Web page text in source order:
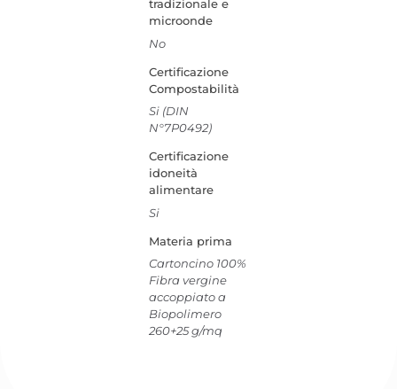
tradizionale e
microonde
No
Certificazione
Compostabilità
Si (DIN
N°7P0492)
Certificazione
idoneità
alimentare
Si
Materia prima
Cartoncino 100%
Fibra vergine
accoppiato a
Biopolimero
260+25 g/mq